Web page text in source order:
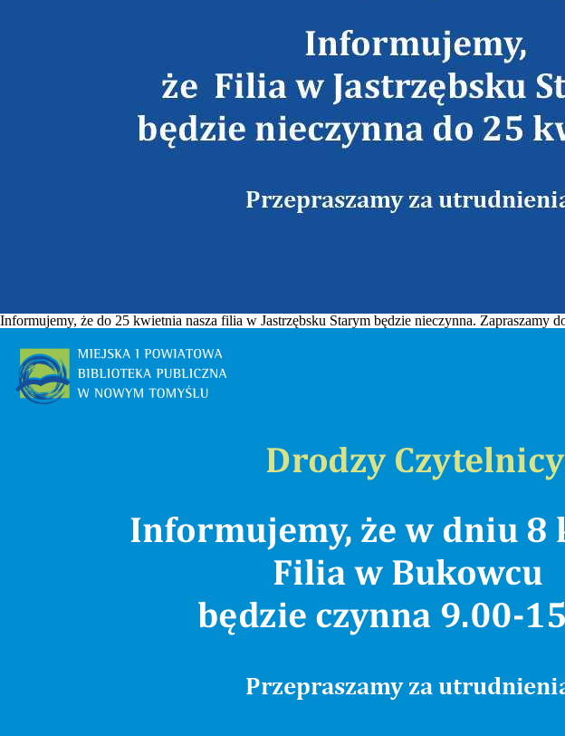
Informujemy, że do 25 kwietnia nasza filia w Jastrzębsku Starym będzie nieczynna.